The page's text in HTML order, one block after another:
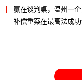
赢在谈判桌，温州一
补偿重案在最高法成